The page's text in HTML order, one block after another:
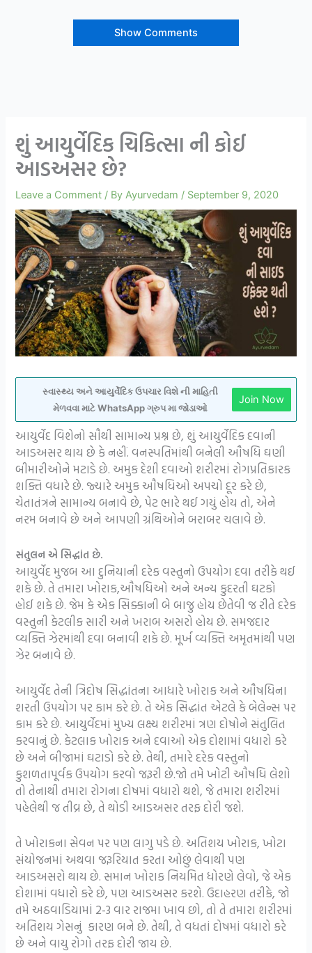
Show Comments
શું આયુર્વેદિક ચિકિત્સા ની કોઈ
આડઅસર છે?
Leave a Comment / ByAyurvedam / September 9, 2020
સ્વાસ્થ્ય અને આયુર્વેદિક ઉપચાર વિશે ની માહિતી
મેળવવા માટે WhatsApp ગ્રુપ મા જોડાઓ
Join Now
આયુર્વેદ વિશેનો સૌથી સામાન્ય પ્રશ્ન છે, શું આયુર્વેદિક દવાની
આડઅસર થાય છે કે નહીં. વનસ્પતિમાંથી બનેલી ઔષધિ ઘણી
બીમારીઓને મટાડે છે. અમુક દેશી દવાઓ શરીરમાં રોગપ્રતિકારક
શક્તિ વધારે છે. જ્યારે અમુક ઔષધિઓ અપચો દૂર કરે છે,
ચેતાતંત્રને સામાન્ય બનાવે છે, પેટ ભારે થઈ ગયું હોય તો, એને
નરમ બનાવે છે અને આપણી ગ્રંથિઓને બરાબર ચલાવે છે.
સંતુલન એ સિદ્ધાંત છે.
આયુર્વેદ મુજબ આ દુનિયાની દરેક વસ્તુનો ઉપયોગ દવા તરીકે થઈ
શકે છે. તે તમારા ખોરાક,ઔષધિઓ અને અન્ય કુદરતી ઘટકો
હોઈ શકે છે. જેમ કે એક સિક્કાની બે બાજુ હોય છેતેવી જ રીતે દરેક
વસ્તુની કેટલીક સારી અને ખરાબ અસરો હોય છે. સમજદાર
વ્યક્તિ ઝેરમાંથી દવા બનાવી શકે છે. મૂર્ખ વ્યક્તિ અમૃતમાંથી પણ
ઝેર બનાવે છે.
આયુર્વેદ તેની ત્રિદોષ સિદ્ધાંતના આધારે ખોરાક અને ઔષધિના
શરતી ઉપયોગ પર કામ કરે છે. તે એક સિદ્ધાંત એટલે કે બેલેન્સ પર
કામ કરે છે. આયુર્વેદમાં મુખ્ય લક્ષ્ય શરીરમાં ત્રણ દોષોને સંતુલિત
કરવાનું છે. કેટલાક ખોરાક અને દવાઓ એક દોશામાં વધારો કરે
છે અને બીજામાં ઘટાડો કરે છે. તેથી, તમારે દરેક વસ્તુનો
કુશળતાપૂર્વક ઉપયોગ કરવો જરૂરી છે.જો તમે ખોટી ઔષધિ લેશો
તો તેનાથી તમારા રોગના દોષમાં વધારો થશે, જે તમારા શરીરમાં
પહેલેથી જ તીવ્ર છે, તે થોડી આડઅસર તરફ દોરી જશે.
તે ખોરાકના સેવન પર પણ લાગુ પડે છે. અતિશય ખોરાક, ખોટા
સંયોજનમાં અથવા જરૂરિયાત કરતા ઓછું લેવાથી પણ
આડઅસરો થાય છે. સમાન ખોરાક નિયમિત ધોરણે લેવો, જે એક
દોશામાં વધારો કરે છે, પણ આડઅસર કરશે. ઉદાહરણ તરીકે, જો
તમે અઠવાડિયામાં 2-3 વાર રાજમા ખાવ છો, તો તે તમારા શરીરમાં
અતિશય ગેસનું કારણ બને છે. તેથી, તે વધતાં દોષમાં વધારો કરે
છે અને વાયુ રોગો તરફ દોરી જાય છે.